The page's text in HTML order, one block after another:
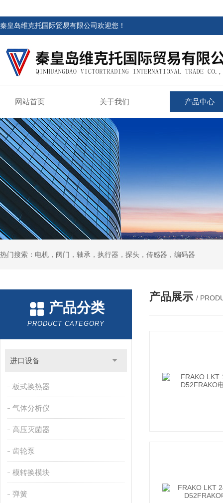
秦皇岛维克托国际贸易有限公司欢迎您！
网站首页 关于我们 产品中心
热门搜索：电机，阀门，轴承，执行器，探头，传感器，编码器
产品分类
PRODUCT CATEGORY
进口设备
板式换热器
气体分析仪
高压灭菌器
齿轮泵
模转换模块
弹簧
产品展示 /